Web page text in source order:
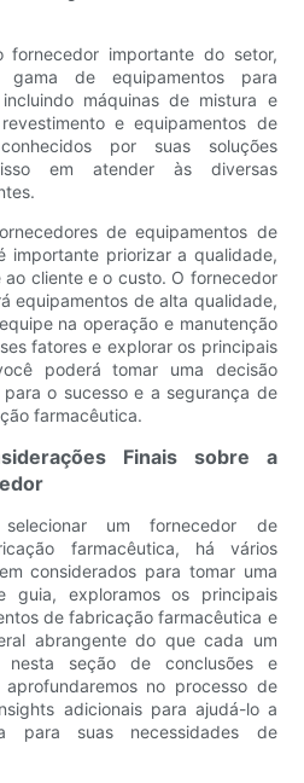
importante do setor,
gama de equipamentos para
máquinas de mistura e
e equipamentos de
por suas soluções
em atender às diversas
de equipamentos de
importante priorizar a qualidade,
cliente e o custo. O fornecedor
equipamentos de alta qualidade,
na operação e manutenção
fatores e explorar os principais
poderá tomar uma decisão
o sucesso e a segurança de
farmacêutica.
Finais sobre a
um fornecedor de
farmacêutica, há vários
considerados para tomar uma
guia, exploramos os principais
de fabricação farmacêutica e
abrangente do que cada um
seção de conclusões e
no processo de
adicionais para ajudá-lo a
para suas necessidades de